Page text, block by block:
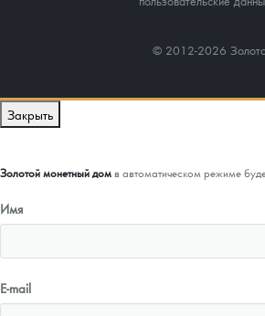
© 2012-2026
Закрыть
Золотой монетный домв автоматическом режиме
Имя
E-mail